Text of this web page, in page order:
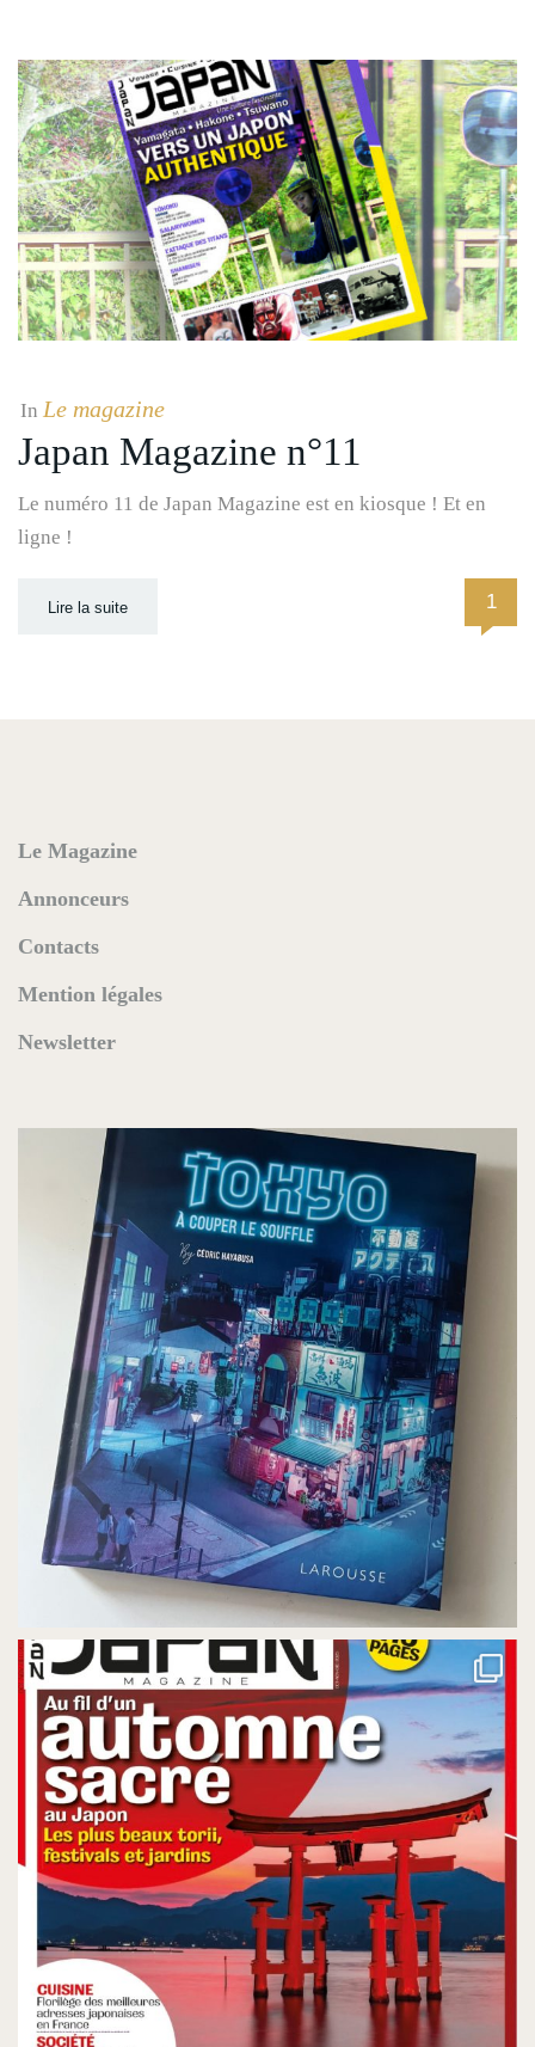
In Le magazine
Japan Magazine n°11
Le numéro 11 de Japan Magazine est en kiosque ! Et en
ligne !
Lire la suite 1
Le Magazine
Annonceurs
Contacts
Mention légales
Newsletter